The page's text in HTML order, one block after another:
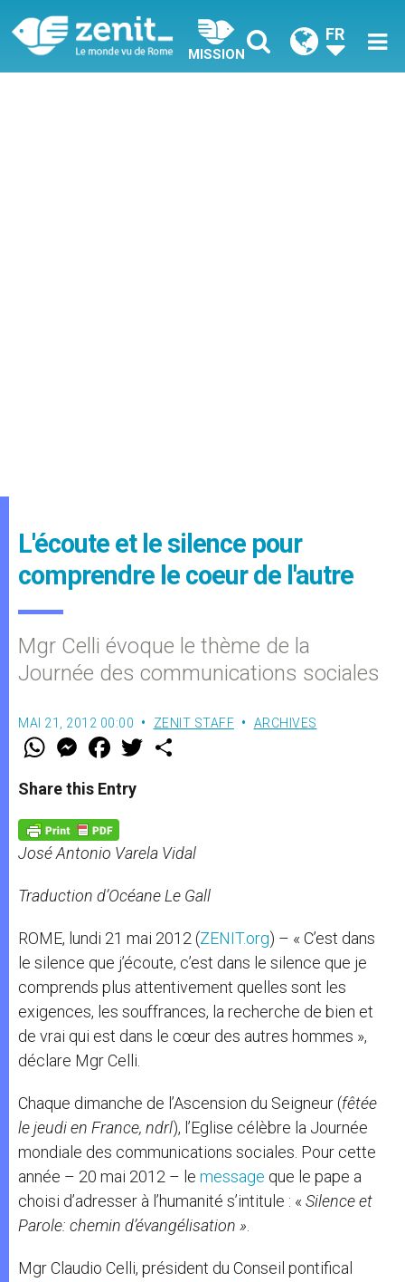
MISSION
FR
L'écoute et le silence pour
comprendre le coeur de l'autre
Mgr Celli évoque le thème de la
Journée des communications sociales
MAI 21, 2012 00:00 ZENIT STAFF ARCHIVES
W
t
s
p
p
M
e
s
e
g
e
r
F
a
e
b
o
k
w
Share this Entry
José Antonio Varela Vidal
Traduction d’Océane Le Gall
ROME, lundi 21 mai 2012 (ZENIT.org) – « C’est dans
le silence que j’écoute, c’est dans le silence que je
comprends plus attentivement quelles sont les
exigences, les souffrances, la recherche de bien et
de vrai qui est dans le cœur des autres hommes »,
déclare Mgr Celli.
Chaque dimanche de l’Ascension du Seigneur (fêtée
le jeudi en France, ndrl), l’Eglise célèbre la Journée
mondiale des communications sociales. Pour cette
année – 20 mai 2012 – le message que le pape a
choisi d’adresser à l’humanité s’intitule : « Silence et
Parole: chemin d’évangélisation »
Mgr Claudio Celli, président du Conseil pontifical